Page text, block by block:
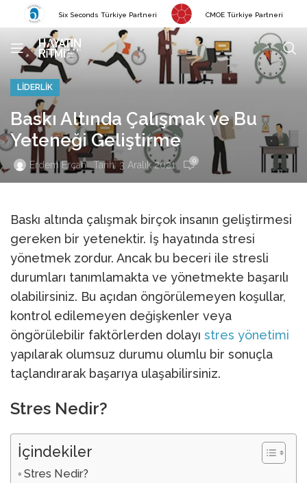
Six Seconds Türkiye Partneri CMOE Türkiye Partneri
LIDERLIK
Baskı Altında Çalışmak ve Bu
Yeteneği Geliştirme
Erdem Ercan Tarih: 3 Aralık 2021 0
Baskı altında çalışmak birçok insanın geliştirmesi
gereken bir yetenektir. İş hayatında stresi
yönetmek zordur. Ancak bu beceri ile stresli
durumları tanımlamakta ve yönetmekte başarılı
olabilirsiniz. Bu açıdan öngörülemeyen koşullar,
kontrol edilemeyen değişkenler veya
öngörülebilir faktörlerden dolayı stres yönetimi
yapılarak olumsuz durumu olumlu bir sonuçla
taçlandırarak başarıya ulaşabilirsiniz.
Stres Nedir?
İçindekiler
Stres Nedir?